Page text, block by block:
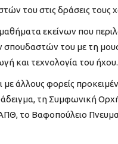
του στις δράσεις τους
εκείνων που
του με τη
και τεχνολογία του ήχου.
άλλους φορείς
τη Συμφωνική
το Βαφοπούλειο